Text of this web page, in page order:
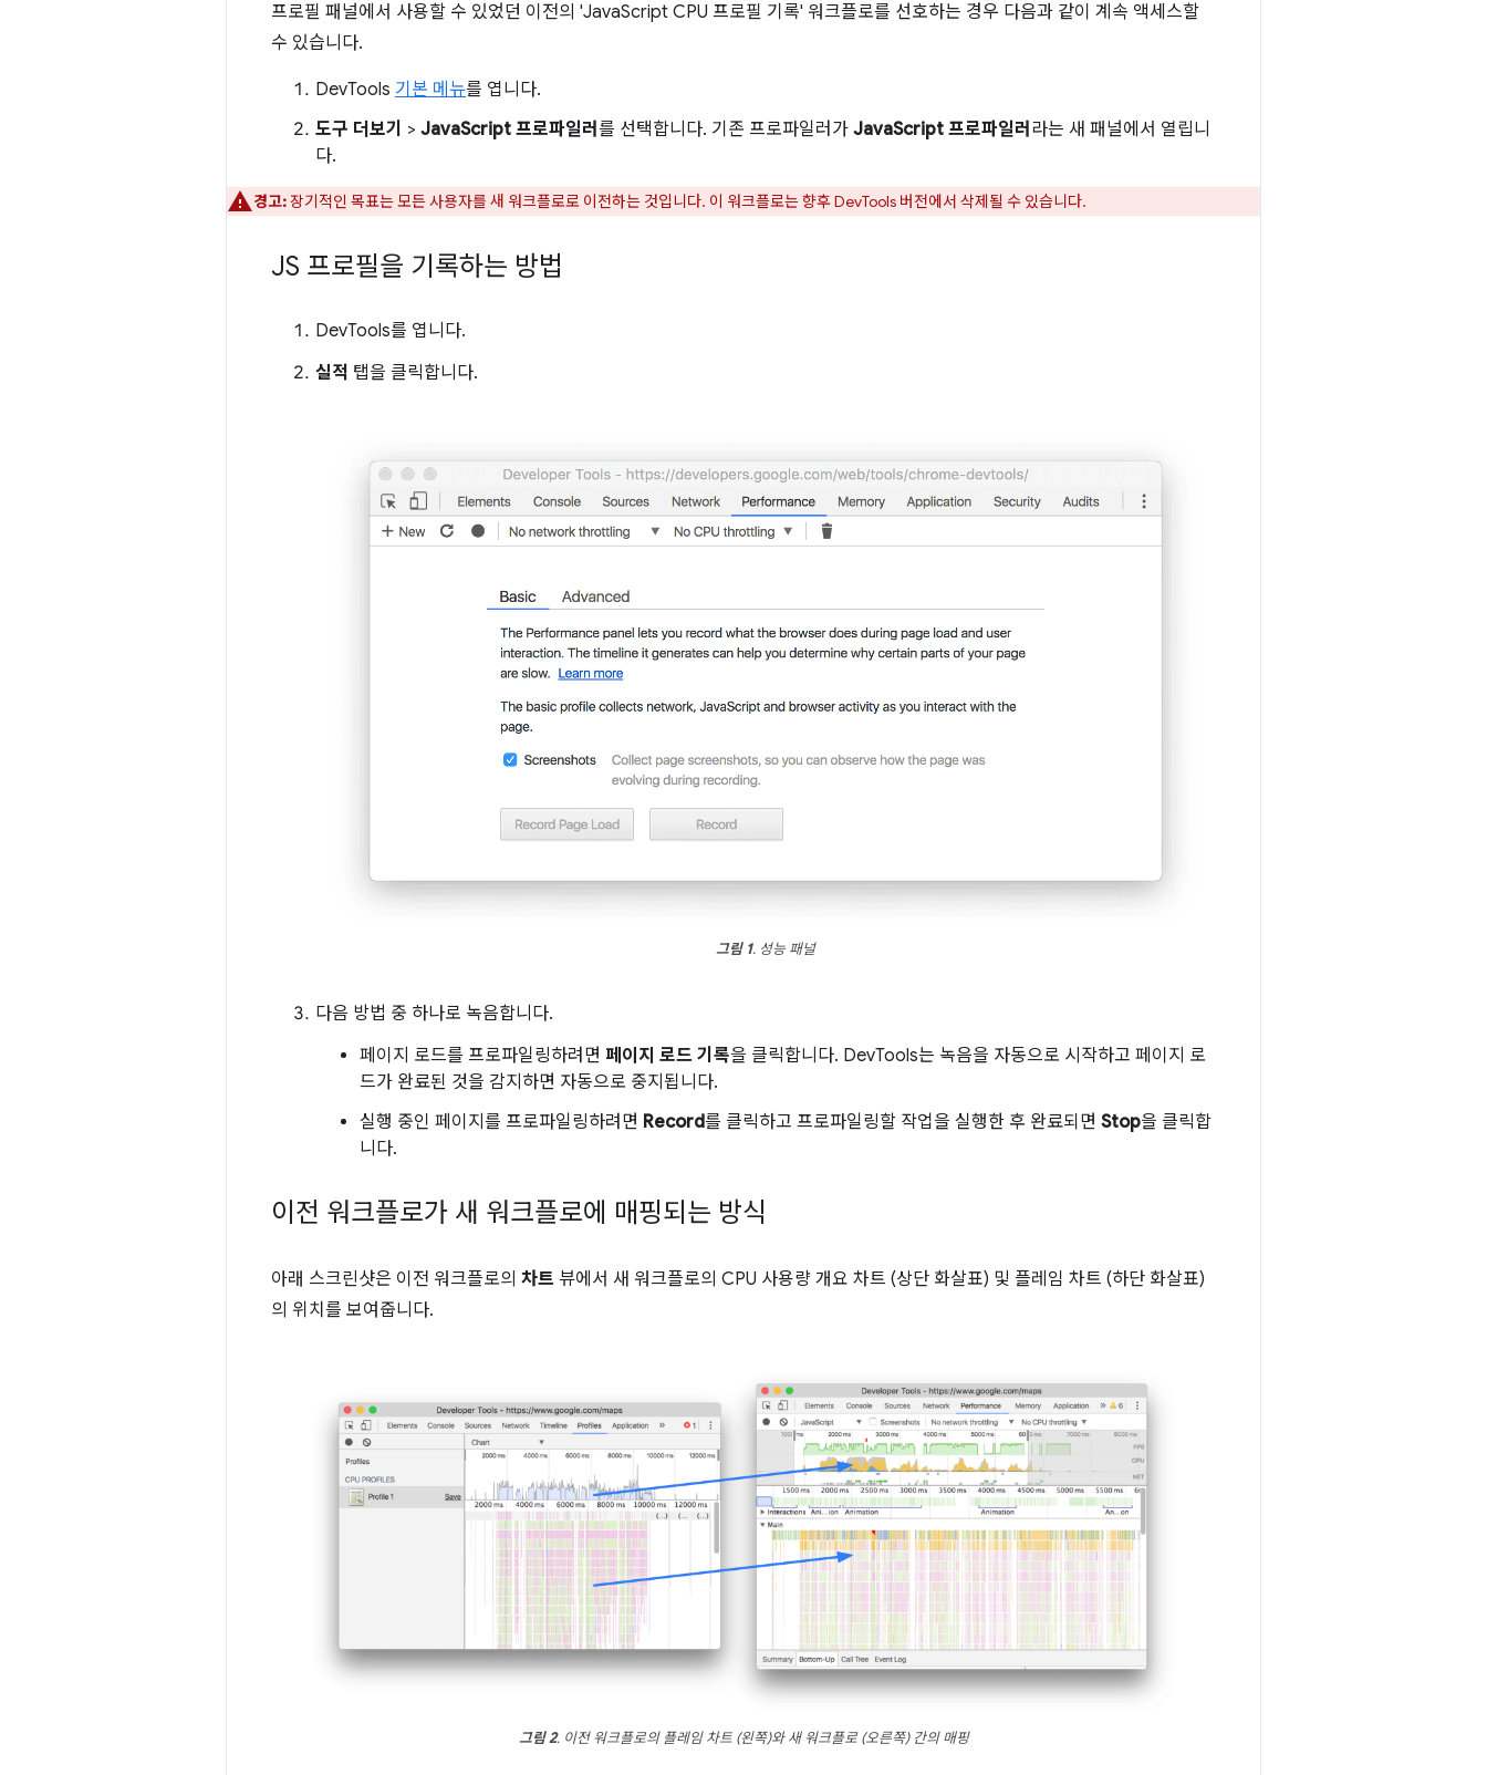
프로필 패널에서 사용할 수 있었던 이전의 'JavaScript CPU 프로필 기록' 워크플로를 선호하는 경우 다음과 같이 계속 액세스할
수 있습니다.
DevTools 기본 메뉴를 엽니다.
도구 더보기 > JavaScript 프로파일러 를 선택합니다. 기존 프로파일러가 JavaScript 프로파일러 라는 새 패널에서 열립니
다.
경고:장기적인 목표는 모든 사용자를 새 워크플로로 이전하는 것입니다. 이 워크플로는 향후 DevTools 버전에서 삭제될 수 있습니다.
JS 프로필을 기록하는 방법
DevTools를 엽니다.
실적 탭을 클릭합니다.
그림 1. 성능 패널
다음 방법 중 하나로 녹음합니다.
페이지 로드를 프로파일링하려면 페이지 로드 기록을 클릭합니다. DevTools는 녹음을 자동으로 시작하고 페이지 로
드가 완료된 것을 감지하면 자동으로 중지됩니다.
실행 중인 페이지를 프로파일링하려면 Record를 클릭하고 프로파일링할 작업을 실행한 후 완료되면 Stop을 클릭합
니다.
이전 워크플로가 새 워크플로에 매핑되는 방식
아래 스크린샷은 이전 워크플로의 차트 뷰에서 새 워크플로의 CPU 사용량 개요 차트 (상단 화살표) 및 플레임 차트 (하단 화살표)
의 위치를 보여줍니다.
그림 2. 이전 워크플로의 플레임 차트 (왼쪽)와 새 워크플로 (오른쪽) 간의 매핑